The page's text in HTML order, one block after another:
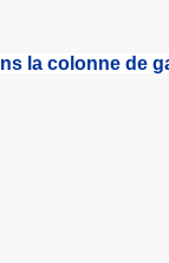
la colonne de